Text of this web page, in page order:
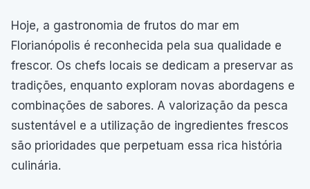
Hoje, a gastronomia de frutos do mar em
Florianópolis é reconhecida pela sua qualidade e
frescor. Os chefs locais se dedicam a preservar as
tradições, enquanto exploram novas abordagens e
combinações de sabores. A valorização da pesca
sustentável e a utilização de ingredientes frescos
são prioridades que perpetuam essa rica história
culinária.